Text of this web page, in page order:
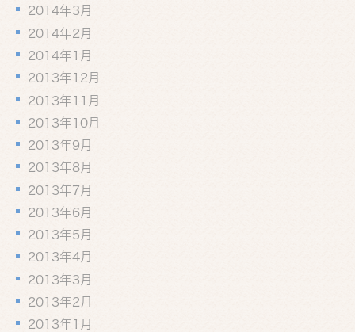
2014年3月
2014年2月
2014年1月
2013年12月
2013年11月
2013年10月
2013年9月
2013年8月
2013年7月
2013年6月
2013年5月
2013年4月
2013年3月
2013年2月
2013年1月